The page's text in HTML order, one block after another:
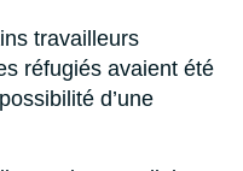
travailleurs
réfugiés avaient été
d’une